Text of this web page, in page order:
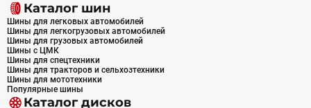
Каталог шин
Шины для легковых автомобилей
Шины для легкогрузовых автомобилей
Шины для грузовых автомобилей
Шины с ЦМК
Шины для спецтехники
Шины для тракторов и сельхозтехники
Шины для мототехники
Популярные шины
Каталог дисков